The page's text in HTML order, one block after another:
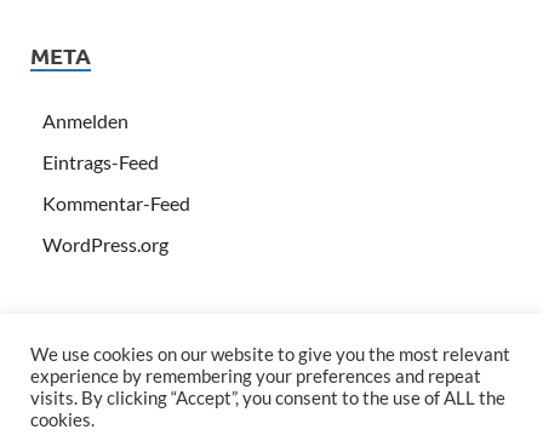
META
Anmelden
Eintrags-Feed
Kommentar-Feed
WordPress.org
We use cookies on our website to give you the most relevant
experience by remembering your preferences and repeat
visits. By clicking “Accept”, you consent to the use of ALL the
cookies.